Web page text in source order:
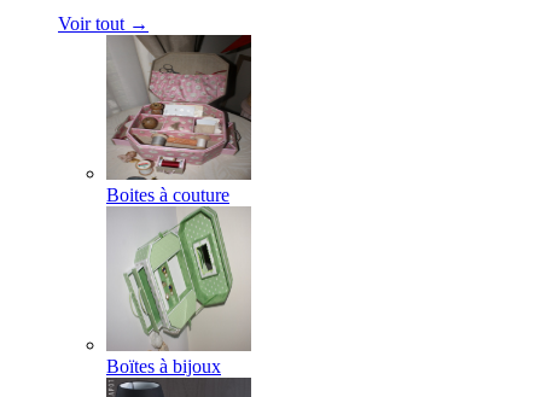
Voir tout →
Boites à couture
Boïtes à bijoux